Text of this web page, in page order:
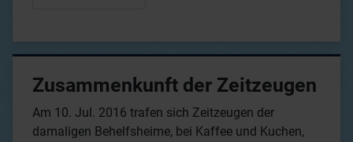
Zusammenkunft der Zeitzeugen
Am 10. Jul. 2016 trafen sich Zeitzeugen der
damaligen Behelfsheime, bei Kaffee und Kuchen,